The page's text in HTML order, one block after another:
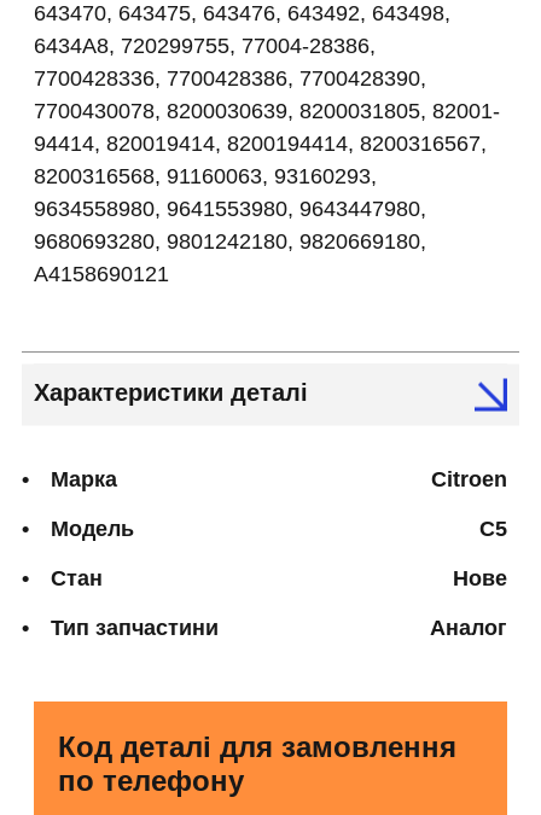
643470, 643475, 643476, 643492, 643498,
6434A8, 720299755, 77004-28386,
7700428336, 7700428386, 7700428390,
7700430078, 8200030639, 8200031805, 82001-
94414, 820019414, 8200194414, 8200316567,
8200316568, 91160063, 93160293,
9634558980, 9641553980, 9643447980,
9680693280, 9801242180, 9820669180,
A4158690121
Характеристики деталі
Марка Citroen
Модель C5
Стан Нове
Тип запчастини Аналог
Код деталі для замовлення
по телефону